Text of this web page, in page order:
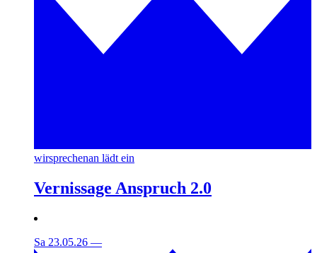
wirsprechenan lädt ein
Vernissage Anspruch 2.0
Sa 23.05.26 —